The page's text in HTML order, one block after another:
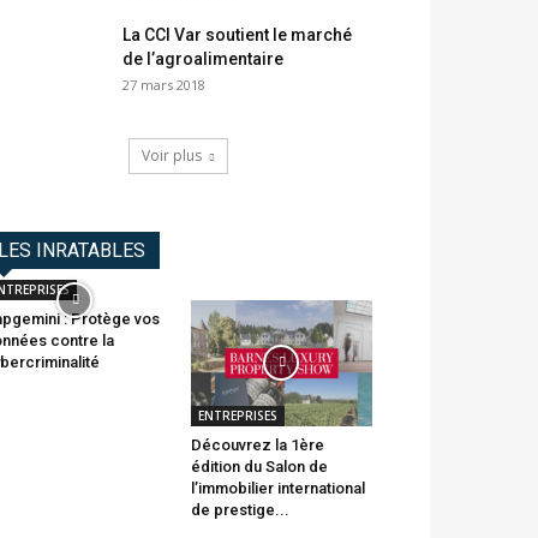
La CCI Var soutient le marché
de l’agroalimentaire
27 mars 2018
Voir plus
LES INRATABLES
: Protège vos
contre la
ENTREPRISES
Découvrez la 1ère
édition du Salon de
l’immobilier international
de prestige...